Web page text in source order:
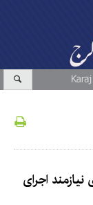
اجرای